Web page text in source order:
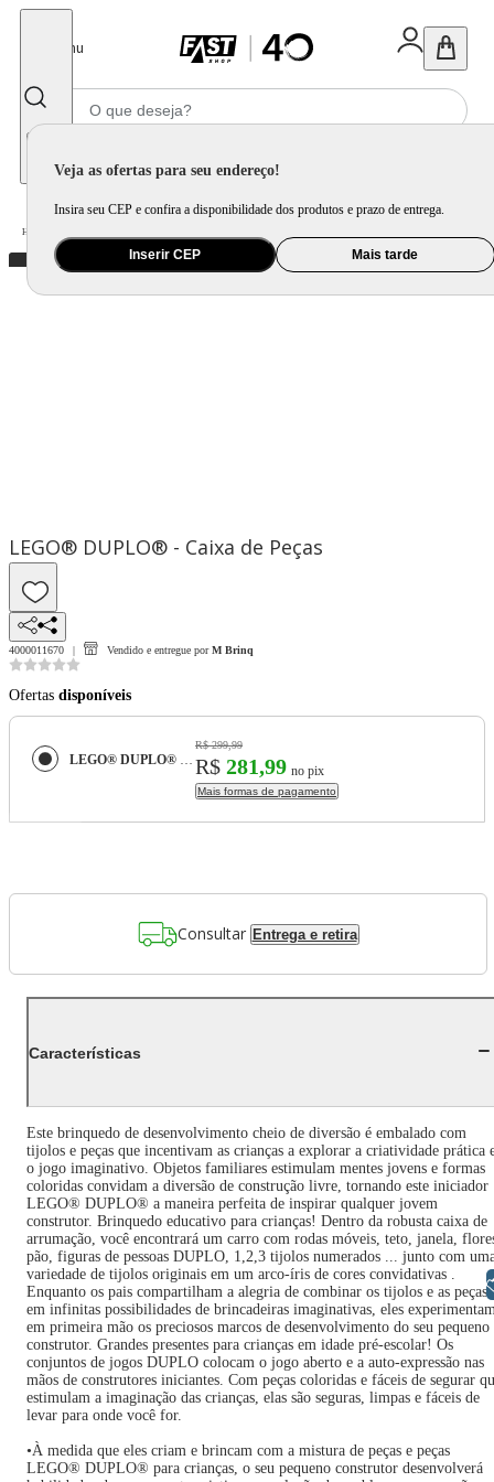
Menu
Veja as ofertas para seu endereço!
Insira seu CEP e confira a disponibilidade dos produtos e prazo de entrega.
Inserir CEP Mais tarde
Home
LEGO® DUPLO® - Caixa de Peças
4000011670 Vendido e entregue por M Brinq
Ofertas disponíveis
LEGO® DUPLO® - Caixa de Peças
R$ 299,99
R$ 281,99 no pix
Mais formas de pagamento
Consultar Entrega e retira
Características
Este brinquedo de desenvolvimento cheio de diversão é embalado com
tijolos e peças que incentivam as crianças a explorar a criatividade prática
o jogo imaginativo. Objetos familiares estimulam mentes jovens e formas
coloridas convidam a diversão de construção livre, tornando este iniciador
LEGO® DUPLO® a maneira perfeita de inspirar qualquer jovem
construtor. Brinquedo educativo para crianças! Dentro da robusta caixa de
arrumação, você encontrará um carro com rodas móveis, teto, janela,
pão, figuras de pessoas DUPLO, 1,2,3 tijolos numerados ... junto com
variedade de tijolos originais em um arco-íris de cores convidativas .
Enquanto os pais compartilham a alegria de combinar os tijolos e as peças
em infinitas possibilidades de brincadeiras imaginativas, eles
em primeira mão os preciosos marcos de desenvolvimento do seu pequeno
construtor. Grandes presentes para crianças em idade pré-escolar! Os
conjuntos de jogos DUPLO colocam o jogo aberto e a auto-expressão nas
mãos de construtores iniciantes. Com peças coloridas e fáceis de segurar
estimulam a imaginação das crianças, elas são seguras, limpas e fáceis de
levar para onde você for.
•À medida que eles criam e brincam com a mistura de peças e peças
LEGO® DUPLO® para crianças, o seu pequeno construtor desenvolverá
Libras